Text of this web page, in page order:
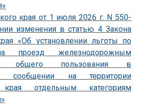
края от 1 июля 2026 г. N 550-
изменения в статью 4 Закона
«Об установлении льготы по
проезд железнодорожным
общего пользования в
сообщении на территории
отдельным категориям